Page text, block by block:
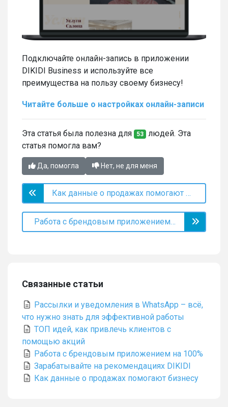
Подключайте онлайн-запись в приложении
DIKIDI Business и используйте все
преимущества на пользу своему бизнесу!
Читайте больше о настройках онлайн-записи
Эта статья была полезна для 53 людей. Эта
статья помогла вам?
Да, помогла Нет, не для меня
Как данные о продажах помогают бизнесу
Работа с брендовым приложением на 100%
Связанные статьи
Рассылки и уведомления в WhatsApp – всё,
что нужно знать для эффективной работы
ТОП идей, как привлечь клиентов с
помощью акций
Работа с брендовым приложением на 100%
Зарабатывайте на рекомендациях DIKIDI
Как данные о продажах помогают бизнесу